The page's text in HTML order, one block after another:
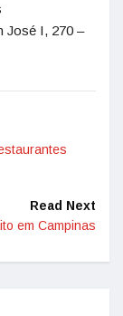
José I, 270 –
Read Next
em Campinas